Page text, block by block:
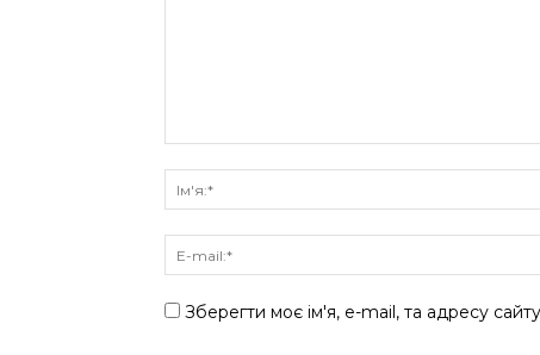
Зберегти моє ім'я, e-mail, та адресу